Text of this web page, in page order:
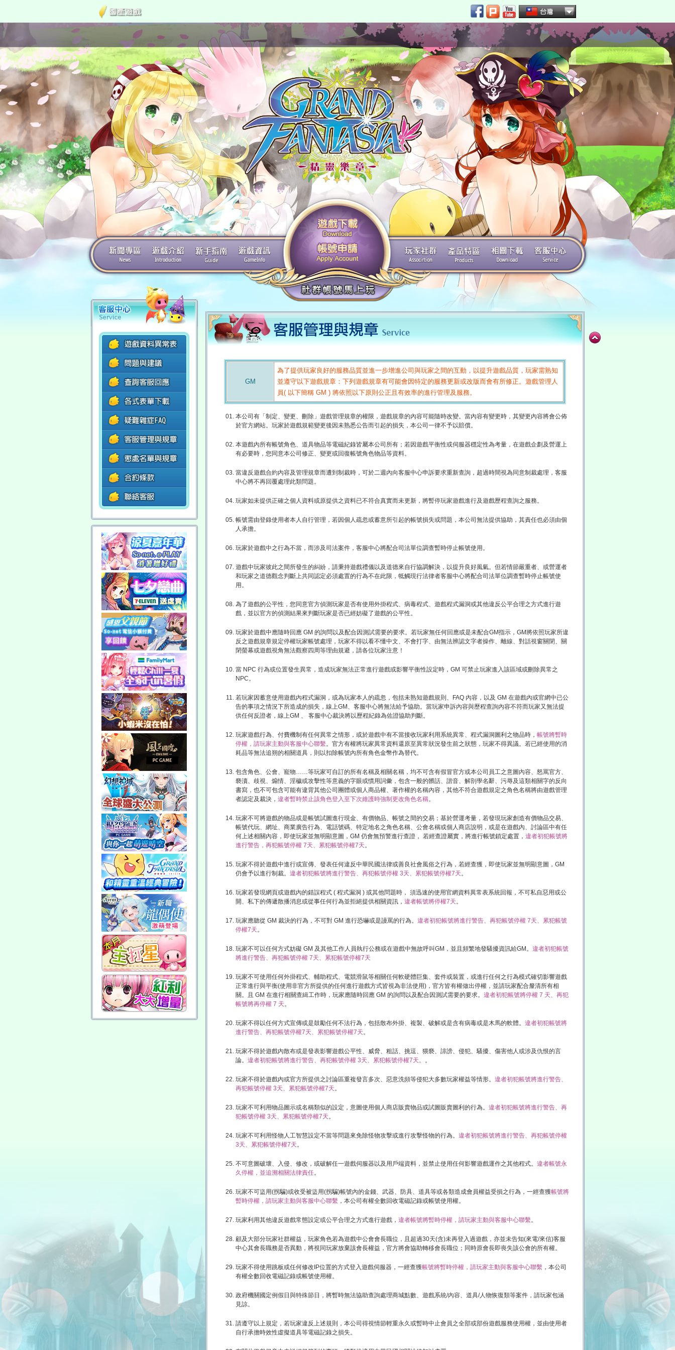
GM
為了提供玩家良好的服務品質並進一步增進公司與玩家之間的互動，以提升遊戲品質，玩家需熟知
並遵守以下遊戲規章：下列遊戲規章有可能會因特定的服務更新或改版而會有所修正。遊戲管理人
員( 以下簡稱 GM ) 將依照以下原則公正且有效率的進行管理及服務。
本公司有「制定、變更、刪除」遊戲管理規章的權限，遊戲規章的內容可能隨時改變。當內容有變更時，其變更內容將會公佈
於官方網站。玩家於遊戲規範變更後因未熟悉公告而引起的損失，本公司一律不予以賠償。
本遊戲內所有帳號角色、道具物品等電磁紀錄皆屬本公司所有；若因遊戲平衡性或伺服器穩定性為考量，在遊戲企劃及營運上
有必要時，您同意本公司修正、變更或回復帳號角色物品等資料。
當違反遊戲合約內容及管理規章而遭到制裁時，可於二週內向客服中心申訴要求重新查詢，超過時間視為同意制裁處理，客服
中心將不再回覆處理此類問題。
玩家如未提供正確之個人資料或原提供之資料已不符合真實而未更新，將暫停玩家遊戲進行及遊戲歷程查詢之服務。
帳號需由登錄使用者本人自行管理，若因個人疏忽或蓄意所引起的帳號損失或問題，本公司無法提供協助，其責任也必須由個
人承擔。
玩家於遊戲中之行為不當，而涉及司法案件，客服中心將配合司法單位調查暫時停止帳號使用。
遊戲中玩家彼此之間所發生的糾紛，請秉持遊戲禮儀以及道德來自行協調解決，以提升良好風氣。但若情節嚴重者、或營運者
和玩家之道德觀念判斷上共同認定必須處置的行為不在此限，牴觸現行法律者客服中心將配合司法單位調查暫時停止帳號使
用。
為了遊戲的公平性，您同意官方偵測玩家是否有使用外掛程式、病毒程式、遊戲程式漏洞或其他違反公平合理之方式進行遊
戲，並以官方的偵測結果來判斷玩家是否已經妨礙了遊戲的公平性。
玩家於遊戲中應隨時回應 GM 的詢問以及配合因測試需要的要求。若玩家無任何回應或是未配合GM指示，GM將依照玩家所違
反之遊戲規章規定停權玩家帳號處理，玩家不得以看不懂中文、不會打字、由無法辨認文字者操作、離線、對話視窗關閉、關
閉螢幕或遊戲視角無法觀察四周等理由規避，請各位玩家注意！
當 NPC 行為或位置發生異常，造成玩家無法正常進行遊戲或影響平衡性設定時，GM 可禁止玩家進入該區域或刪除異常之
NPC。
若玩家因蓄意使用遊戲內程式漏洞，或為玩家本人的疏忽，包括未熟知遊戲規則、FAQ 內容，以及 GM 在遊戲內或官網中已公
告的事項之情況下所造成的損失，線上GM、客服中心將無法給予協助。當玩家申訴內容與歷程查詢內容不符而玩家又無法提
供任何反證者，線上GM 、 客服中心裁決將以歷程紀錄為佐證協助判斷。
玩家遊戲行為、付費機制有任何異常之情形，或於遊戲中有不當接收玩家利用系統異常、程式漏洞圖利之物品時， 帳號將暫時
停權，請玩家主動與客服中心聯繫。官方有權將玩家異常資料還原至異常狀況發生前之狀態，玩家不得異議。若已經使用的消
耗品等無法追朔的相關道具，則以扣除帳號內所有角色金幣作為替代。
包含角色、公會、寵物……等玩家可自訂的所有名稱及相關名稱，均不可含有假冒官方或本公司員工之意圖內容、怒罵官方、
褻瀆、歧視、煽情、淫穢或攻擊性等意義的字眼或慣用詞彙，包含一般的髒話、諧音、解剖學名辭、污辱及這類相關字的反向
書寫，也不可包含可能有違背其他公司團體或個人商品權、著作權的名稱內容，其他不符合遊戲規定之角色名稱將由遊戲管理
者認定及裁決， 違者暫時禁止該角色登入至下次維護時強制更改角色名稱。
玩家不可將遊戲的物品或是帳號試圖進行現金、有價物品、帳號之間的交易；基於營運考量，若發現玩家創造有價物品交易、
帳號代玩、網址、商業廣告行為、電話號碼、特定地名之角色名稱、公會名稱或個人商店說明，或是在遊戲內、討論區中有任
何上述相關內容，即使玩家並無明顯意圖，GM 仍會無預警進行查證， 若經查證屬實，將進行帳號鎖定處置， 違者初犯帳號將
進行警告，再犯帳號停權 7天、累犯帳號停權7天。
玩家不得於遊戲中進行或宣傳、發表任何違反中華民國法律或善良社會風俗之行為，若經查獲，即使玩家並無明顯意圖，GM
仍會予以進行制裁。 違者初犯帳號將進行警告、再犯帳號停權 3天、累犯帳號停權7天。
玩家若發現網頁或遊戲內的錯誤程式 ( 程式漏洞 ) 或其他問題時， 須迅速的使用官網資料異常表系統回報，不可私自惡用或公
開、私下的傳遞散播消息或從事任何行為並拒絕提供相關資訊， 違者帳號將停權7天。
玩家應聽從 GM 裁決的行為，不可對 GM 進行恐嚇或是謾罵的行為。 違者初犯帳號將進行警告、再犯帳號停權 7天、累犯帳號
停權7天。
玩家不可以任何方式妨礙 GM 及其他工作人員執行公務或在遊戲中無故呼叫GM，並且頻繁地發騷擾資訊給GM。 違者初犯帳號
將進行警告、再犯帳號停權 7天、累犯帳號停權7天
玩家不可使用任何外掛程式、輔助程式、電競滑鼠等相關任何軟硬體巨集、套件或裝置，或進行任何之行為模式確切影響遊戲
正常進行與平衡(使用非官方所提供的任何進行遊戲方式皆視為非法使用)，官方皆有權做出停權，並請玩家配合釐清所有相
關。且 GM 在進行相關查緝工作時，玩家應隨時回應 GM 的詢問以及配合因測試需要的要求。 違者初犯帳號將停權 7 天、再犯
帳號將再停權 7 天。
玩家不得以任何方式宣傳或是鼓勵任何不法行為，包括散布外掛、複製、破解或是含有病毒或是木馬的軟體。 違者初犯帳號將
進行警告、再犯帳號停權7天、累犯帳號停權7天。
玩家不得於遊戲內散布或是發表影響遊戲公平性、威脅、粗話、挑逗、猥褻、誹謗、侵犯、騷擾、傷害他人或涉及仇恨的言
論。 違者初犯帳號將進行警告、再犯帳號停權 3天、累犯帳號停權7天。 。
玩家不得於遊戲內或官方所提供之討論區重複發言多次、惡意洗頻等侵犯大多數玩家權益等情形。 違者初犯帳號將進行警告、
再犯帳號停權 3天、累犯帳號停權7天。
玩家不可利用物品圖示或名稱類似的設定，意圖使用個人商店販賣物品或試圖販賣圖利的行為。 違者初犯帳號將進行警告、再
犯帳號停權 3天、累犯帳號停權7天。
玩家不可利用怪物人工智慧設定不當等問題來免除怪物攻擊或進行攻擊怪物的行為。 違者初犯帳號將進行警告、再犯帳號停權
3天、累犯帳號停權7天。
不可意圖破壞、入侵、修改，或破解任一遊戲伺服器以及用戶端資料，並禁止使用任何影響遊戲運作之其他程式。 違者帳號永
久停權，並追溯相關法律責任。
玩家不可盜用(拐騙)或收受被盜用(拐騙)帳號內的金錢、武器、防具、道具等或各類造成會員權益受損之行為，一經查獲帳號將
暫時停權，請玩家主動與客服中心聯繫，本公司有權全數回收電磁記錄或帳號使用權。
玩家利用其他違反遊戲常態設定或公平合理之方式進行遊戲， 違者帳號將暫時停權，請玩家主動與客服中心聯繫。
顧及大部分玩家社群權益，玩家角色若為遊戲中公會會長職位，且超過30天(含)未再登入過遊戲，亦並未告知(來電/來信)客服
中心其會長職務是否異動，將視同玩家放棄該會長權益，官方將會協助轉移會長職位；同時原會長即喪失該公會的所有權。
玩家不得使用跳板或任何修改IP位置的方式登入遊戲伺服器，一經查獲帳號將暫時停權，請玩家主動與客服中心聯繫，本公司
有權全數回收電磁記錄或帳號使用權。
政府機關國定例假日與特殊節日，將暫時無法協助查詢處理商城點數、遊戲系統/內容、道具/人物恢復類等案件，請玩家包涵
見諒。
請遵守以上規定，若玩家違反上述規則，本公司得視情節輕重永久或暫時中止會員之全部或部份遊戲服務使用權，並由使用者
自行承擔時效性虛擬道具等電磁記錄之損失。